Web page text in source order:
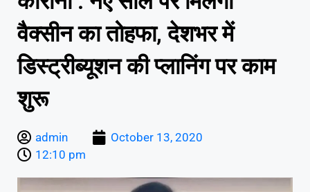
वैक्सीन का तोहफा, देशभर में
डिस्ट्रीब्यूशन की प्लानिंग पर काम
शुरू
admin
October 13, 2020
12:10 pm